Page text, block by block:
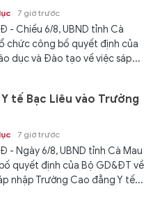
7 giờ trước
- Chiều 6/8, UBND tỉnh Cà
chức công bố quyết định của
dục và Đào tạo về việc sáp...
tế Bạc Liêu vào Trường
7 giờ trước
- Ngày 6/8, UBND tỉnh Cà Mau
quyết định của Bộ GD&ĐT về
nhập Trường Cao đẳng Y tế...